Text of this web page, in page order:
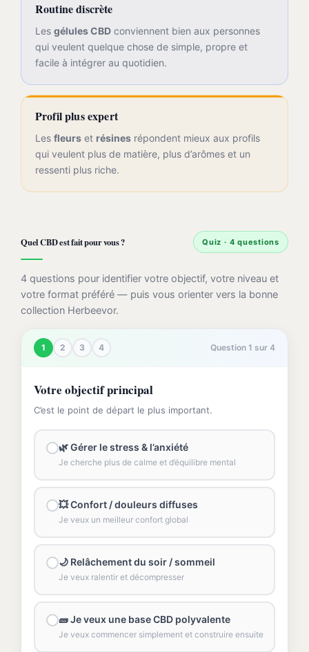
Routine discrète
Les gélules CBD conviennent bien aux personnes
qui veulent quelque chose de simple, propre et
facile à intégrer au quotidien.
Profil plus expert
Les fleurs et résines répondent mieux aux profils
qui veulent plus de matière, plus d’arômes et un
ressenti plus riche.
Quel CBD est fait pour vous ? Quiz · 4 questions
4 questions pour identifier votre objectif, votre niveau et
votre format préféré — puis vous orienter vers la bonne
collection Herbeevor.
1 2 3 4 Question 1 sur 4
Votre objectif principal
C’est le point de départ le plus important.
🌿 Gérer le stress & l’anxiété
Je cherche plus de calme et d’équilibre mental
💥 Confort / douleurs diffuses
Je veux un meilleur confort global
🌙 Relâchement du soir / sommeil
Je veux ralentir et décompresser
🧱 Je veux une base CBD polyvalente
Je veux commencer simplement et construire ensuite